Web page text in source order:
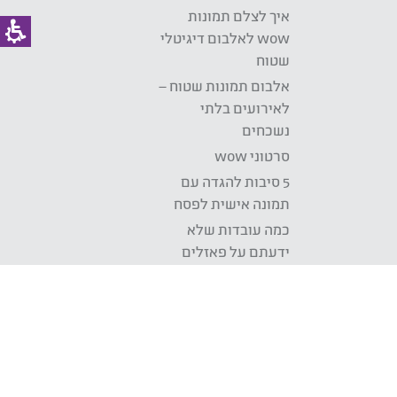
איך לצלם תמונות
wow לאלבום דיגיטלי
שטוח
אלבום תמונות שטוח –
לאירועים בלתי
נשכחים
סרטוני wow
5 סיבות להגדה עם
תמונה אישית לפסח
כמה עובדות שלא
ידעתם על פאזלים